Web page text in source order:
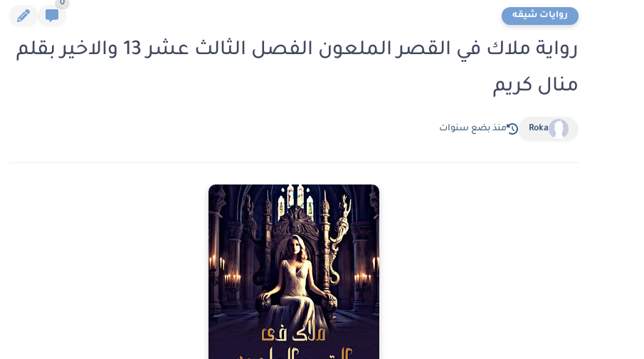
روايات شيقه
0
رواية ملاك في القصر الملعون الفصل الثالث عشر 13 والاخير بقلم
منال كريم
Roka منذ بضع سنوات